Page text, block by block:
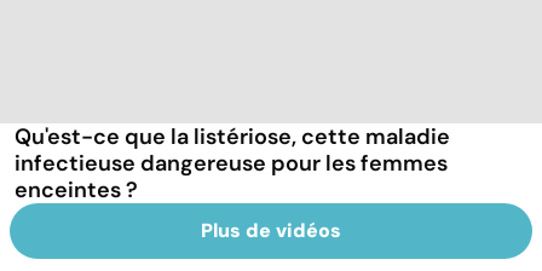
Qu'est-ce que la listériose, cette maladie
infectieuse dangereuse pour les femmes
enceintes ?
Plus de vidéos